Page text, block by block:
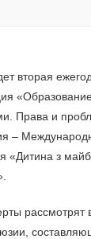
вторая
Права и
–
«Дитина з
рассмотрят